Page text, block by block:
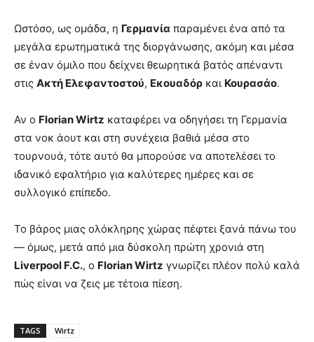
Ωστόσο, ως ομάδα, η Γερμανία παραμένει ένα από τα
μεγάλα ερωτηματικά της διοργάνωσης, ακόμη και μέσα
σε έναν όμιλο που δείχνει θεωρητικά βατός απέναντι
στις Ακτή Ελεφαντοστού, Εκουαδόρ και Κουρασάο.
Αν ο Florian Wirtz καταφέρει να οδηγήσει τη Γερμανία
στα νοκ άουτ και στη συνέχεια βαθιά μέσα στο
τουρνουά, τότε αυτό θα μπορούσε να αποτελέσει το
ιδανικό εφαλτήριο για καλύτερες ημέρες και σε
συλλογικό επίπεδο.
Το βάρος μιας ολόκληρης χώρας πέφτει ξανά πάνω του
— όμως, μετά από μια δύσκολη πρώτη χρονιά στη
Liverpool F.C., ο Florian Wirtz γνωρίζει πλέον πολύ καλά
πώς είναι να ζεις με τέτοια πίεση.
TAGS Wirtz